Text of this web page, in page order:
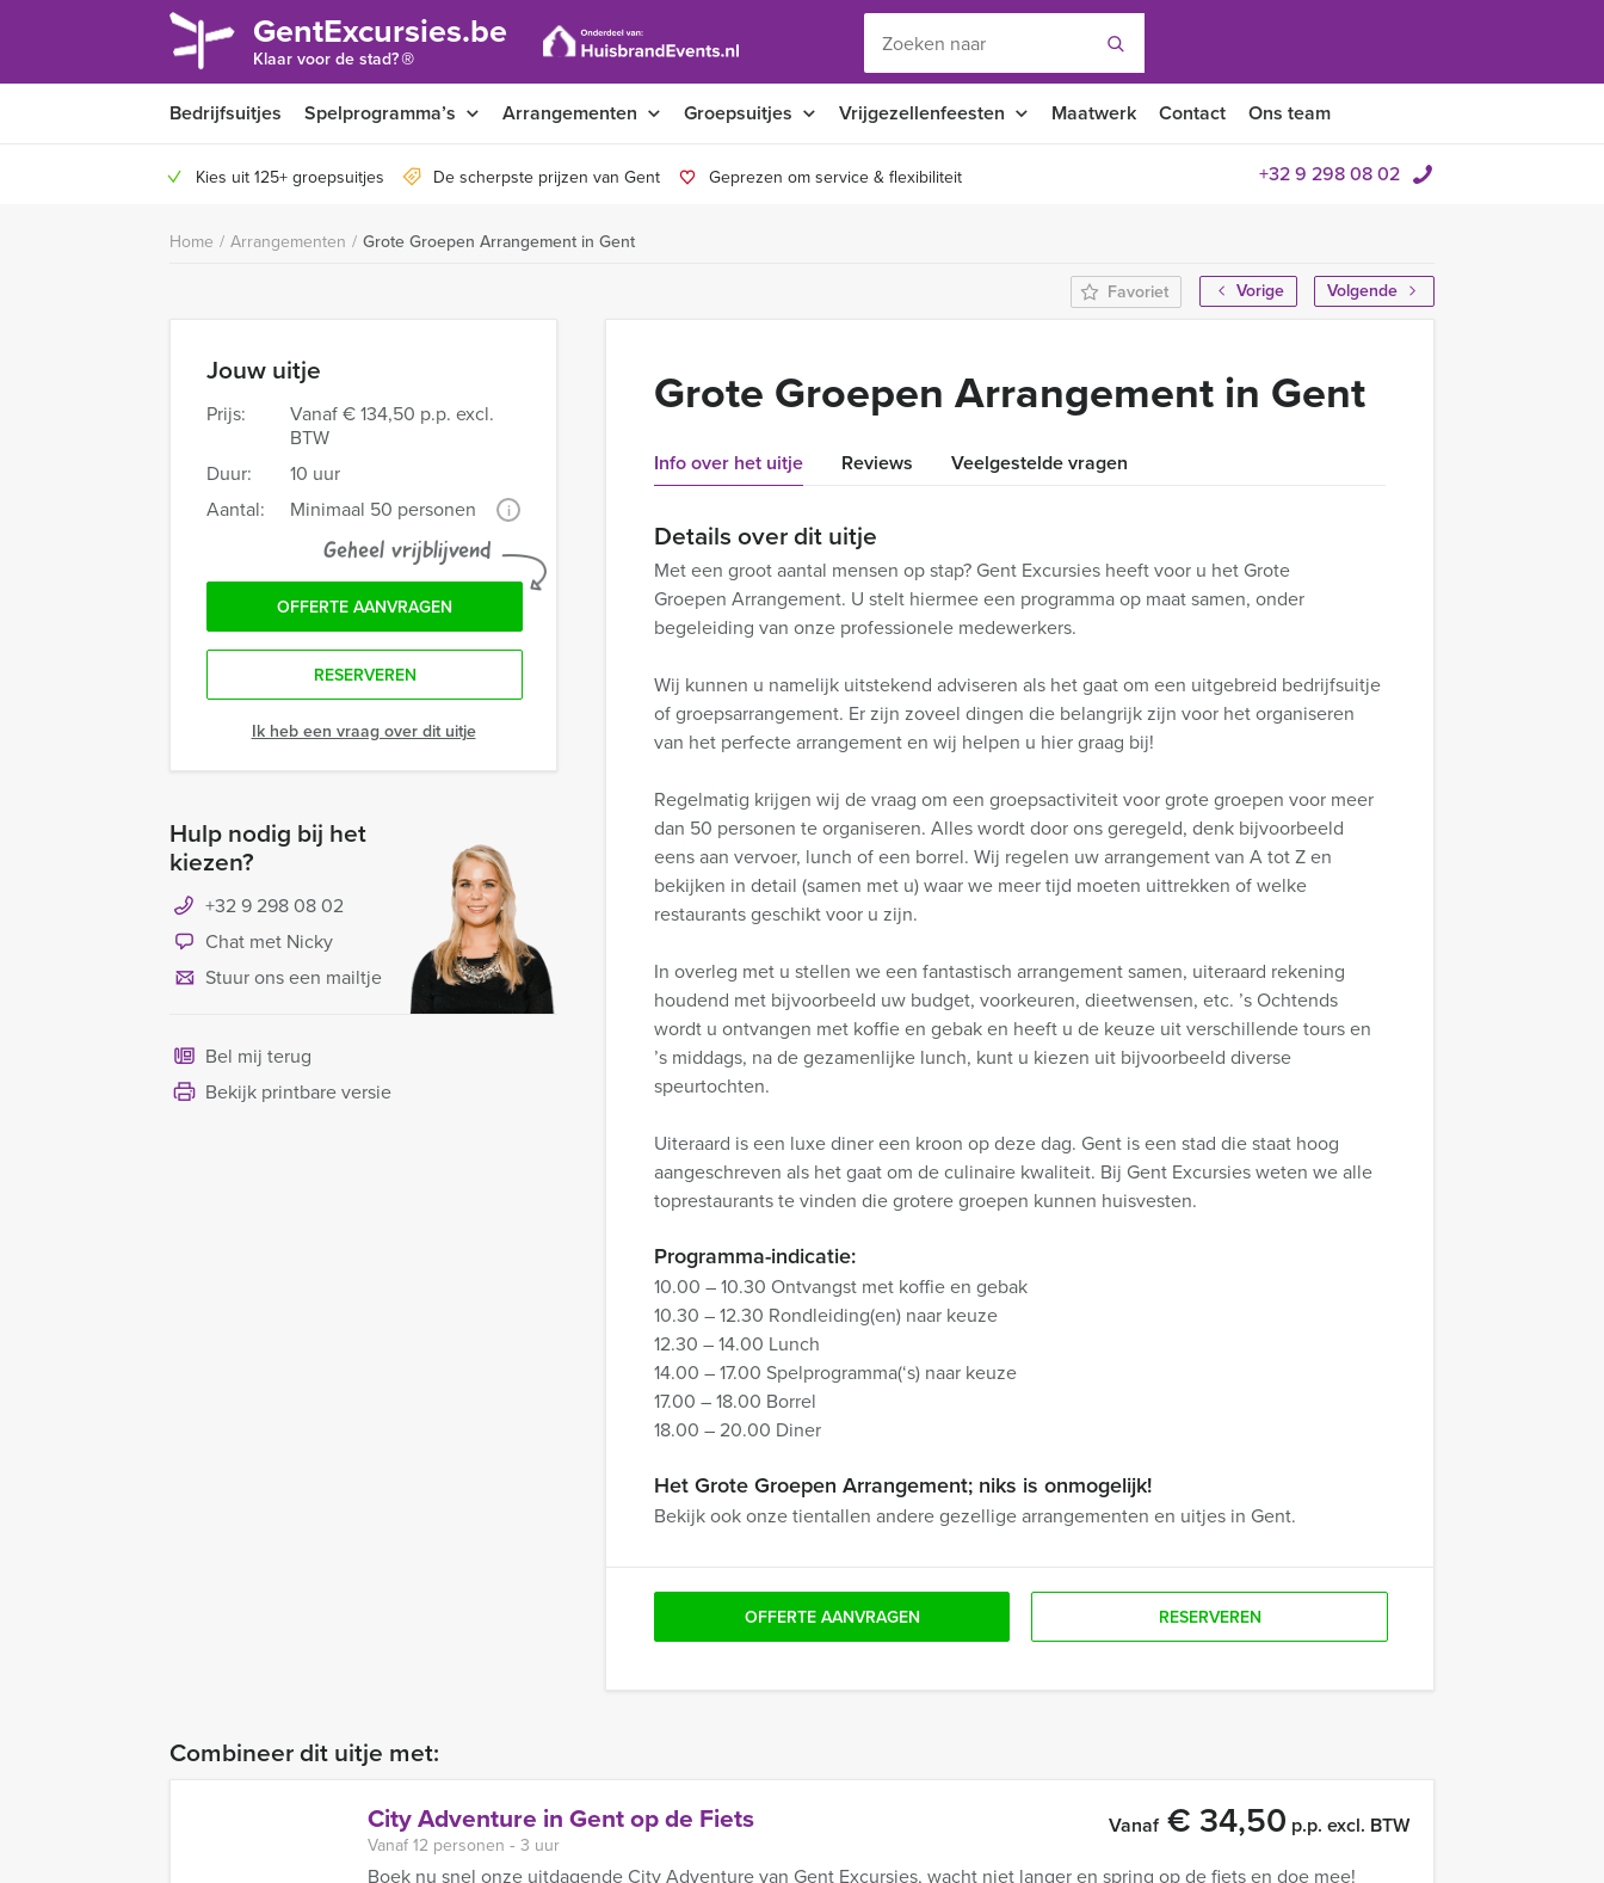
GentExcursies.be
Klaar voor de stad?®
Bedrijfsuitjes Spelprogramma’s Arrangementen Groepsuitjes Vrijgezellenfeesten Maatwerk Contact Ons team
Kies uit 125+ groepsuitjes De scherpste prijzen van Gent Geprezen om service & flexibiliteit +32 9 298 08 02
Home / Arrangementen / Grote Groepen Arrangement in Gent
Vorige
Volgende
Favoriet
Jouw uitje
Prijs: Vanaf€ 134,50 p.p. excl.
BTW
Duur:
10 uur
Aantal:
Minimaal 50 personen i
Geheel vrijblijvend
OFFERTE AANVRAGEN
RESERVEREN
Ik heb een vraag over dit uitje
Hulp nodig bij het
kiezen?
+32 9 298 08 02
Chat met Nicky
Stuur ons een mailtje
Bel mij terug
Bekijk printbare versie
Grote Groepen Arrangement in Gent
Info over het uitje Reviews Veelgestelde vragen
Details over dit uitje
Met een groot aantal mensen op stap? Gent Excursies heeft voor u het Grote
Groepen Arrangement. U stelt hiermee een programma op maat samen, onder
begeleiding van onze professionele medewerkers.
Wij kunnen u namelijk uitstekend adviseren als het gaat om een uitgebreid bedrijfsuitje
of groepsarrangement. Er zijn zoveel dingen die belangrijk zijn voor het organiseren
van het perfecte arrangement en wij helpen u hier graag bij!
Regelmatig krijgen wij de vraag om een groepsactiviteit voor grote groepen voor meer
dan 50 personen te organiseren. Alles wordt door ons geregeld, denk bijvoorbeeld
eens aan vervoer, lunch of een borrel. Wij regelen uw arrangement van A tot Z en
bekijken in detail (samen met u) waar we meer tijd moeten uittrekken of welke
restaurants geschikt voor u zijn.
In overleg met u stellen we een fantastisch arrangement samen, uiteraard rekening
houdend met bijvoorbeeld uw budget, voorkeuren, dieetwensen, etc. ’s Ochtends
wordt u ontvangen met koffie en gebak en heeft u de keuze uit verschillende tours en
’s middags, na de gezamenlijke lunch, kunt u kiezen uit bijvoorbeeld diverse
speurtochten.
Uiteraard is een luxe diner een kroon op deze dag. Gent is een stad die staat hoog
aangeschreven als het gaat om de culinaire kwaliteit. Bij Gent Excursies weten we alle
toprestaurants te vinden die grotere groepen kunnen huisvesten.
Programma-indicatie:
10.00 – 10.30 Ontvangst met koffie en gebak
10.30 – 12.30 Rondleiding(en) naar keuze
12.30 – 14.00 Lunch
14.00 – 17.00 Spelprogramma(‘s) naar keuze
17.00 – 18.00 Borrel
18.00 – 20.00 Diner
Het Grote Groepen Arrangement; niks is onmogelijk!
Bekijk ook onze tientallen andere gezellige arrangementen en uitjes in Gent.
OFFERTE AANVRAGEN RESERVEREN
Combineer dit uitje met:
City Adventure in Gent op de Fiets
Vanaf€ 34,50 p.p. excl. BTW
Vanaf 12 personen ‐ 3 uur
Boek nu snel onze uitdagende City Adventure van Gent Excursies, wacht niet langer en spring op de fiets en doe mee!